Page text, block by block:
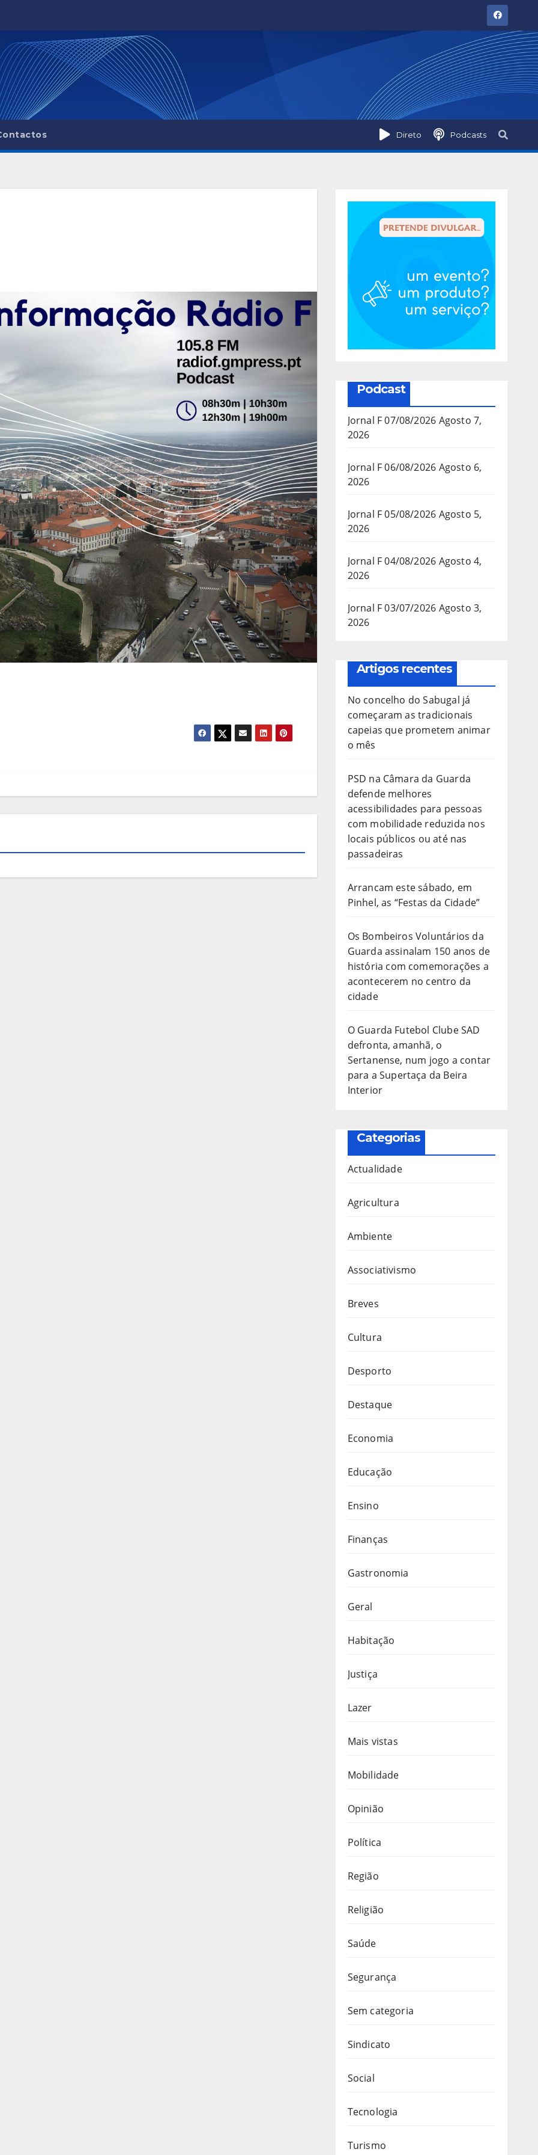
Direto Podcasts
Podcast
Jornal F 07/08/2026 Agosto 7,
2026
Jornal F 06/08/2026 Agosto 6,
2026
Jornal F 05/08/2026 Agosto 5,
2026
Jornal F 04/08/2026 Agosto 4,
2026
Jornal F 03/07/2026 Agosto 3,
2026
Artigos recentes
No concelho do Sabugal já
começaram as tradicionais
capeias que prometem animar
o mês
PSD na Câmara da Guarda
defende melhores
acessibilidades para pessoas
com mobilidade reduzida nos
locais públicos ou até nas
passadeiras
Arrancam este sábado, em
Pinhel, as “Festas da Cidade”
Os Bombeiros Voluntários da
Guarda assinalam 150 anos de
história com comemorações a
acontecerem no centro da
cidade
O Guarda Futebol Clube SAD
defronta, amanhã, o
Sertanense, num jogo a contar
para a Supertaça da Beira
Interior
Categorias
Actualidade
Agricultura
Ambiente
Associativismo
Breves
Cultura
Desporto
Destaque
Economia
Educação
Ensino
Finanças
Gastronomia
Geral
Habitação
Justiça
Lazer
Mais vistas
Mobilidade
Opinião
Política
Região
Religião
Saúde
Segurança
Sem categoria
Sindicato
Social
Tecnologia
Turismo